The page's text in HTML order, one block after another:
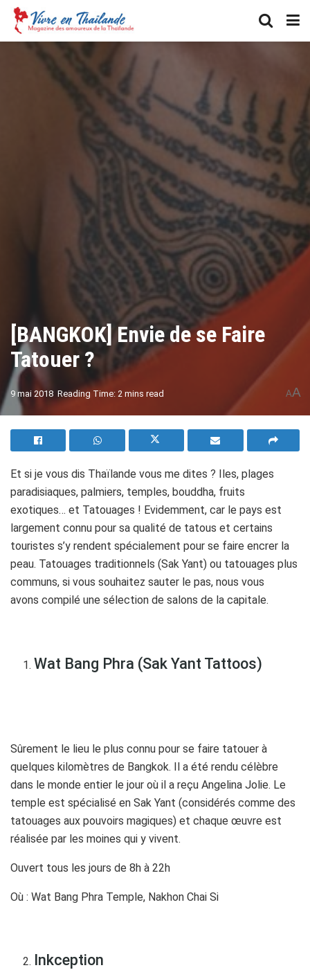
[BANGKOK] Envie de se Faire
Tatouer ?
9 mai 2018 Reading Time: 2 mins read AA
Et si je vous dis Thaïlande vous me dites ? Iles, plages
paradisiaques, palmiers, temples, bouddha, fruits
exotiques… et Tatouages ! Evidemment, car le pays est
largement connu pour sa qualité de tatous et certains
touristes s’y rendent spécialement pour se faire encrer la
peau. Tatouages traditionnels (Sak Yant) ou tatouages plus
communs, si vous souhaitez sauter le pas, nous vous
avons compilé une sélection de salons de la capitale.
Wat Bang Phra (Sak Yant Tattoos)
Sûrement le lieu le plus connu pour se faire tatouer à
quelques kilomètres de Bangkok. Il a été rendu célèbre
dans le monde entier le jour où il a reçu Angelina Jolie. Le
temple est spécialisé en Sak Yant (considérés comme des
tatouages aux pouvoirs magiques) et chaque œuvre est
réalisée par les moines qui y vivent.
Ouvert tous les jours de 8h à 22h
Où : Wat Bang Phra Temple, Nakhon Chai Si
Inkception